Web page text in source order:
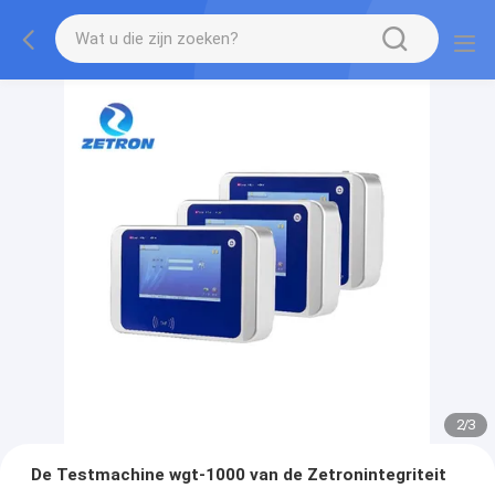
2/3
De Testmachine wgt-1000 van de Zetronintegriteit